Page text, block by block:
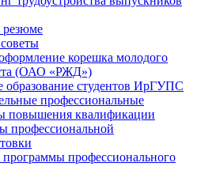
резюме
корешка молодого
(ОАО «РЖД»)
образование студентов ИрГУПС
профессиональные
повышения квалификации
профессиональной
профессионального